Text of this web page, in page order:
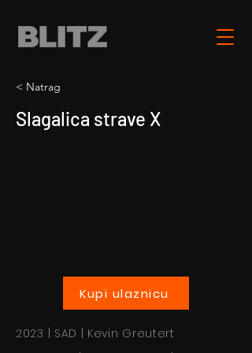
< Natrag
Slagalica strave X
Kupi ulaznicu
2023 | SAD | Kevin Greutert